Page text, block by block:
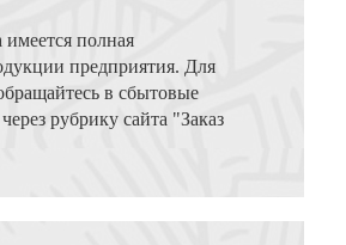
имеется полная
предприятия. Для
в сбытовые
рубрику сайта "Заказ